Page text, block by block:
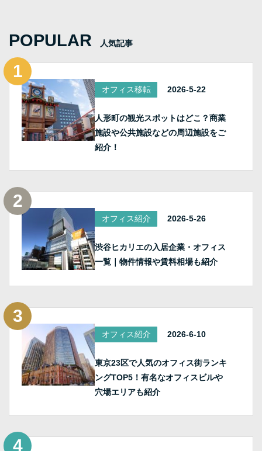
POPULAR 人気記事
オフィス移転 2026-5-22
人形町の観光スポットはどこ？商業
施設や公共施設などの周辺施設をご
紹介！
オフィス紹介 2026-5-26
渋谷ヒカリエの入居企業・オフィス
一覧｜物件情報や賃料相場も紹介
オフィス紹介 2026-6-10
東京23区で人気のオフィス街ランキ
ングTOP5！有名なオフィスビルや
穴場エリアも紹介